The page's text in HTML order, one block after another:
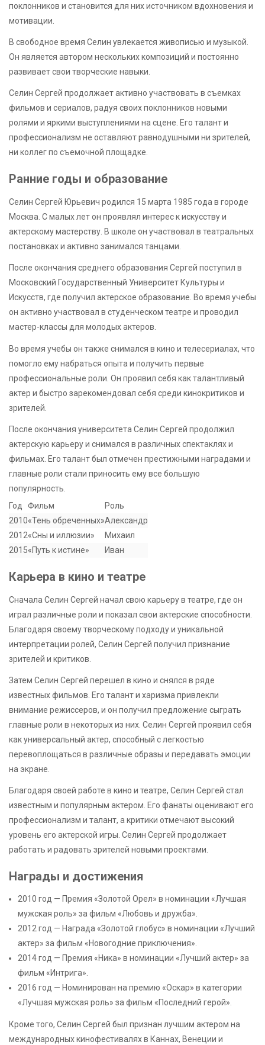
поклонников и становится для них источником вдохновения и
мотивации.
В свободное время Селин увлекается живописью и музыкой.
Он является автором нескольких композиций и постоянно
развивает свои творческие навыки.
Селин Сергей продолжает активно участвовать в съемках
фильмов и сериалов, радуя своих поклонников новыми
ролями и яркими выступлениями на сцене. Его талант и
профессионализм не оставляют равнодушными ни зрителей,
ни коллег по съемочной площадке.
Ранние годы и образование
Селин Сергей Юрьевич родился 15 марта 1985 года в городе
Москва. С малых лет он проявлял интерес к искусству и
актерскому мастерству. В школе он участвовал в театральных
постановках и активно занимался танцами.
После окончания среднего образования Сергей поступил в
Московский Государственный Университет Культуры и
Искусств, где получил актерское образование. Во время учебы
он активно участвовал в студенческом театре и проводил
мастер-классы для молодых актеров.
Во время учебы он также снимался в кино и телесериалах, что
помогло ему набраться опыта и получить первые
профессиональные роли. Он проявил себя как талантливый
актер и быстро зарекомендовал себя среди кинокритиков и
зрителей.
После окончания университета Селин Сергей продолжил
актерскую карьеру и снимался в различных спектаклях и
фильмах. Его талант был отмечен престижными наградами и
главные роли стали приносить ему все большую
популярность.
Год
Фильм
Роль
2010«Тень обреченных»Александр
2012«Сны и иллюзии»
Михаил
2015«Путь к истине» Иван
Карьера в кино и театре
Сначала Селин Сергей начал свою карьеру в театре, где он
играл различные роли и показал свои актерские способности.
Благодаря своему творческому подходу и уникальной
интерпретации ролей, Селин Сергей получил признание
зрителей и критиков.
Затем Селин Сергей перешел в кино и снялся в ряде
известных фильмов. Его талант и харизма привлекли
внимание режиссеров, и он получил предложение сыграть
главные роли в некоторых из них. Селин Сергей проявил себя
как универсальный актер, способный с легкостью
перевоплощаться в различные образы и передавать эмоции
на экране.
Благодаря своей работе в кино и театре, Селин Сергей стал
известным и популярным актером. Его фанаты оценивают его
профессионализм и талант, а критики отмечают высокий
уровень его актерской игры. Селин Сергей продолжает
работать и радовать зрителей новыми проектами.
Награды и достижения
2010 год — Премия «Золотой Орел» в номинации «Лучшая
мужская роль» за фильм «Любовь и дружба».
2012 год — Награда «Золотой глобус» в номинации «Лучший
актер» за фильм «Новогодние приключения».
2014 год — Премия «Ника» в номинации «Лучший актер» за
фильм «Интрига».
2016 год — Номинирован на премию «Оскар» в категории
«Лучшая мужская роль» за фильм «Последний герой».
Кроме того, Селин Сергей был признан лучшим актером на
международных кинофестивалях в Каннах, Венеции и